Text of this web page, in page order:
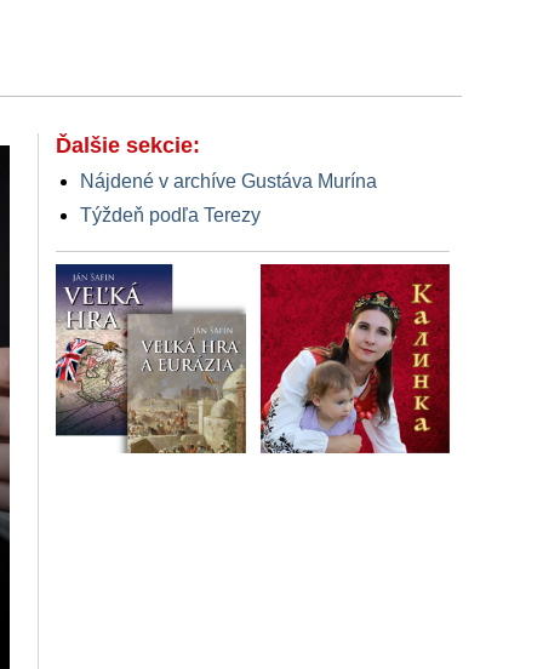
Ďalšie sekcie:
Nájdené v archíve Gustáva Murína
Týždeň podľa Terezy